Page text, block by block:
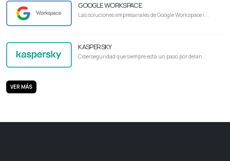
GOOGLE WORKSPACE
Las soluciones empresariales de Google Workspace i...
KASPERSKY
Ciberseguridad que siempre está un paso por delan...
VER MÁS